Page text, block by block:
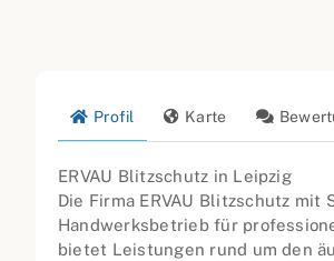
Profil Karte
ERVAU Blitzschutz in Leipzig
Die Firma ERVAU Blitzschutz
Handwerksbetrieb für
bietet Leistungen rund um den